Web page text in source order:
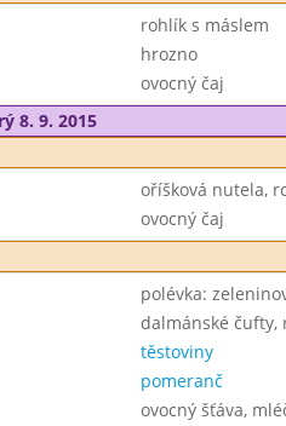
rohlík s máslem
hrozno
ovocný čaj
8. 9. 2015
oříšková nutela,
ovocný čaj
polévka:
dalmánské čufty,
těstoviny
pomeranč
ovocný šťáva,